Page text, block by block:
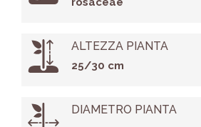
ALTEZZA PIANTA
25/30 cm
DIAMETRO PIANTA